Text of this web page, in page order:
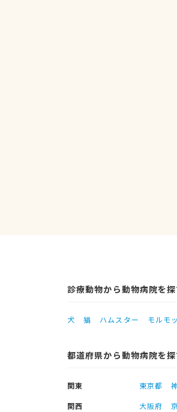
診療動物から動物病院を探
犬 猫 ハムスター モルモ
都道府県から動物病院を探
関東 東京都
関西
大阪府